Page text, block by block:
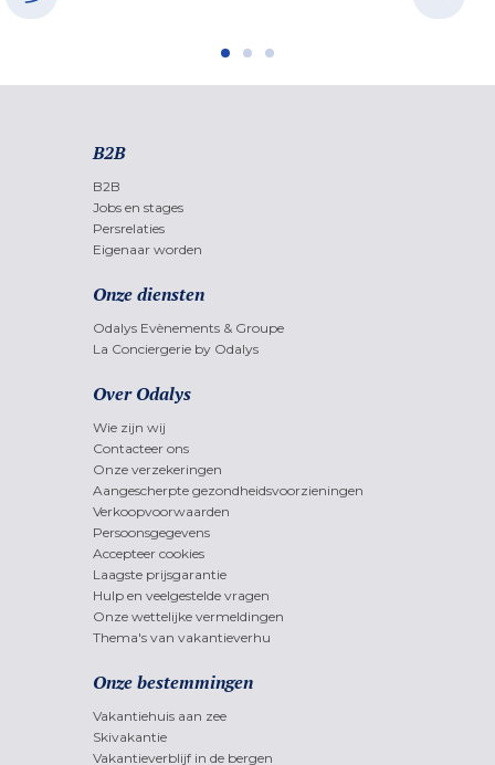
B2B
B2B
Jobs en stages
Persrelaties
Eigenaar worden
Onze diensten
Odalys Evènements & Groupe
La Conciergerie by Odalys
Over Odalys
Wie zijn wij
Contacteer ons
Onze verzekeringen
Aangescherpte gezondheidsvoorzieningen
Verkoopvoorwaarden
Persoonsgegevens
Accepteer cookies
Laagste prijsgarantie
Hulp en veelgestelde vragen
Onze wettelijke vermeldingen
Thema's van vakantieverhu
Onze bestemmingen
Vakantiehuis aan zee
Skivakantie
Vakantieverblijf in de bergen